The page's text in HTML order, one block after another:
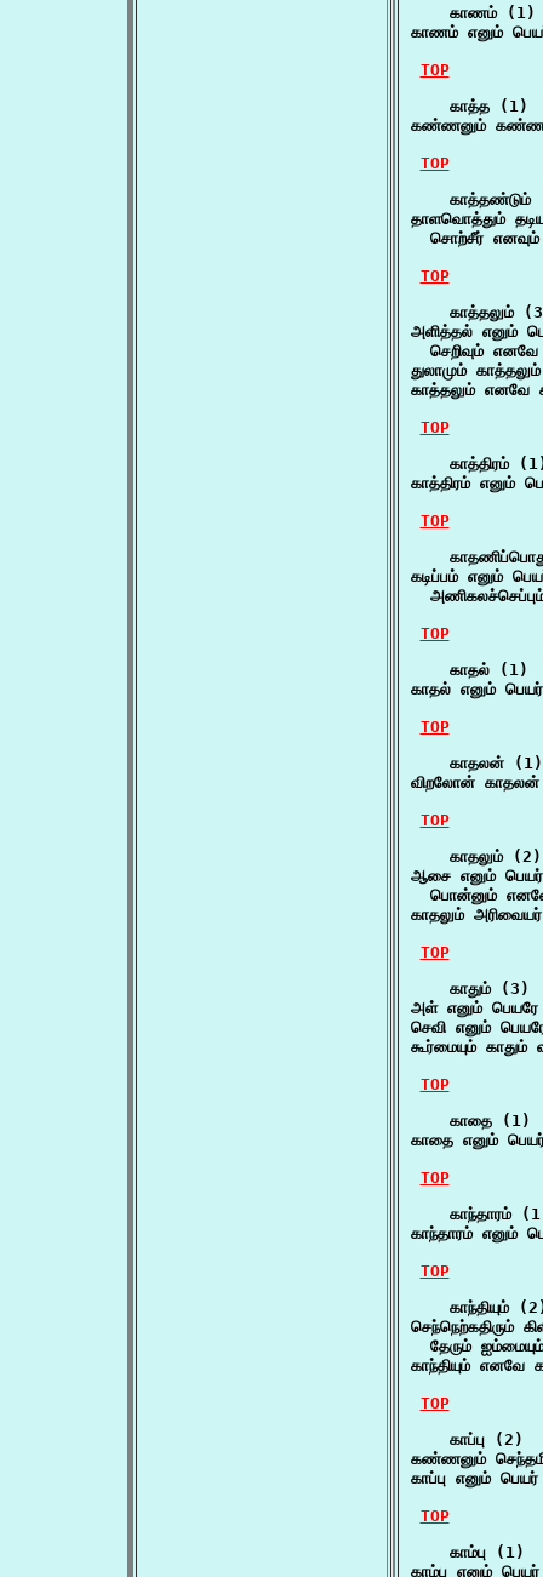
    காணம் (1)
காணம் எனும்
TOP
    காத்த (1)
கண்ணனும்
TOP
காத்தண்டும்
தாளவொத்தும்
சொற்சீர்
TOP
காத்தலும்
அளித்தல் எனும்
செறிவும் எனவே
துலாமும்
காத்தலும் எனவே
TOP
காத்திரம்
காத்திரம் எனும்
TOP
கடிப்பம் எனும்
TOP
    காதல் (1)
காதல் எனும்
TOP
    காதலன் (1)
விறலோன் காதலன்
TOP
    காதலும் (2)
ஆசை எனும் பெயர்
பொன்னும்
காதலும்
TOP
    காதும் (3)
அள் எனும் பெயரே
செவி எனும்
கூர்மையும்
TOP
    காதை (1)
காதை எனும்
TOP
காந்தாரம்
காந்தாரம் எனும்
TOP
காந்தியும்
செந்நெற்கதிரும்
தேரும்
காந்தியும் எனவே
TOP
    காப்பு (2)
கண்ணனும்
காப்பு எனும்
TOP
    காம்பு (1)
காம்பு எனும்